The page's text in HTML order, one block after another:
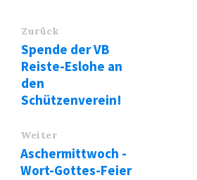
Zurück
Spende der VB
Reiste-Eslohe an
den
Schützenverein!
Weiter
Aschermittwoch -
Wort-Gottes-Feier